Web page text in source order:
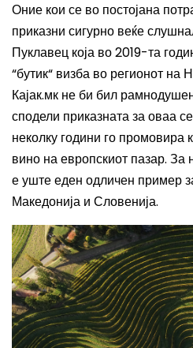
Оние кои се во постојана
приказни сигурно веќе
Пуклавец која во 2019-та
“бутик“ визба во регионот на
Кајак.мк не би бил
сподели приказната за оваа
неколку години го промовира
вино на европскиот пазар. За
е уште еден одличен пример
Македонија и Словенија.